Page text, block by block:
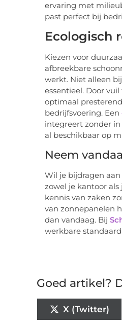
ervaring met
past perfect bij
Ecologisch
Kiezen voor
afbreekbare
werkt. Niet alleen
essentieel. Door
optimaal
bedrijfsvoering. Een
integreert zonder
al beschikbaar op
Neem
Wil je bijdragen
zowel je kantoor
kennis van zaken
van zonnepanelen
dan vandaag. Bij
werkbare
Goed artikel?
X (Twitter)